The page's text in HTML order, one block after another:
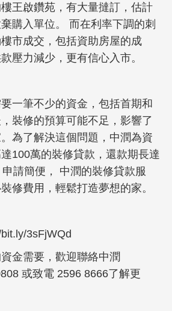
王啟鑽苑，有大量撻訂，估計
購入單位。 而在利率下調的刺
市成交，包括資助房屋的成
壓力減少，更有信心入市。
一筆不少的資金，包括首期和
裝修的預算可能不足，影響了
為了解決這個問題，中潤為資
100萬的裝修貸款，還款期長達
請簡便， 中潤的裝修貸款服
修費用，輕鬆打造夢想的家。
3sFjWQd
金需要，歡迎聯絡中潤
或致電 2596 8666了解更